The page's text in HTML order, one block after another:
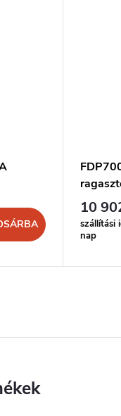
10
szállítási
nap